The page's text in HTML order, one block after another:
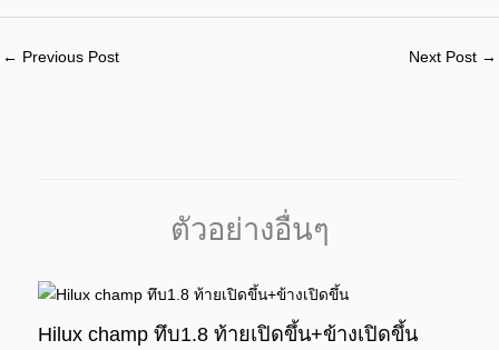
← Previous Post Next Post →
ตัวอย่างอื่นๆ
Hilux champ ทึบ1.8 ท้ายเปิดขึ้น+ข้างเปิดขึ้น